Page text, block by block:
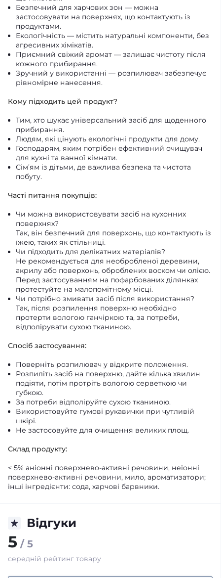
Безпечний для харчових зон — можна
застосовувати на поверхнях, що контактують із
продуктами.
Екологічність — містить натуральні компоненти, без
агресивних хімікатів.
Приємний свіжий аромат — залишає чистоту після
кожного прибирання.
Зручний у використанні — розпилювач забезпечує
рівномірне нанесення.
Кому підходить цей продукт?
Тим, хто шукає універсальний засіб для щоденного
прибирання.
Людям, які цінують екологічні продукти для дому.
Господарям, яким потрібен ефективний очищувач
для кухні та ванної кімнати.
Сім’ям із дітьми, де важлива безпека та чистота
побуту.
Часті питання покупців:
Чи можна використовувати засіб на кухонних
поверхнях?
Так, він безпечний для поверхонь, що контактують із
їжею, таких як стільниці.
Чи підходить для делікатних матеріалів?
Не рекомендується для необробленої деревини,
акрилу або поверхонь, оброблених воском чи олією.
Перед застосуванням на пофарбованих ділянках
протестуйте на малопомітному місці.
Чи потрібно змивати засіб після використання?
Так, після розпилення поверхню необхідно
протерти вологою ганчіркою та, за потреби,
відполірувати сухою тканиною.
Спосіб застосування:
Поверніть розпилювач у відкрите положення.
Розпиліть засіб на поверхню, дайте кілька хвилин
подіяти, потім протріть вологою серветкою чи
губкою.
За потреби відполіруйте сухою тканиною.
Використовуйте гумові рукавички при чутливій
шкірі.
Не застосовуйте для очищення великих площ.
Склад продукту:
< 5% аніонні поверхнево-активні речовини, неіонні
поверхнево-активні речовини, мило, ароматизатори;
інші інгредієнти: сода, харчові барвники.
Відгуки
5 / 5
середній рейтинг товару